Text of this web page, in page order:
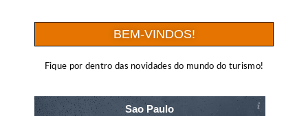
BEM-VINDOS!
Fique por dentro das novidades do mundo do turismo!
Sao Paulo